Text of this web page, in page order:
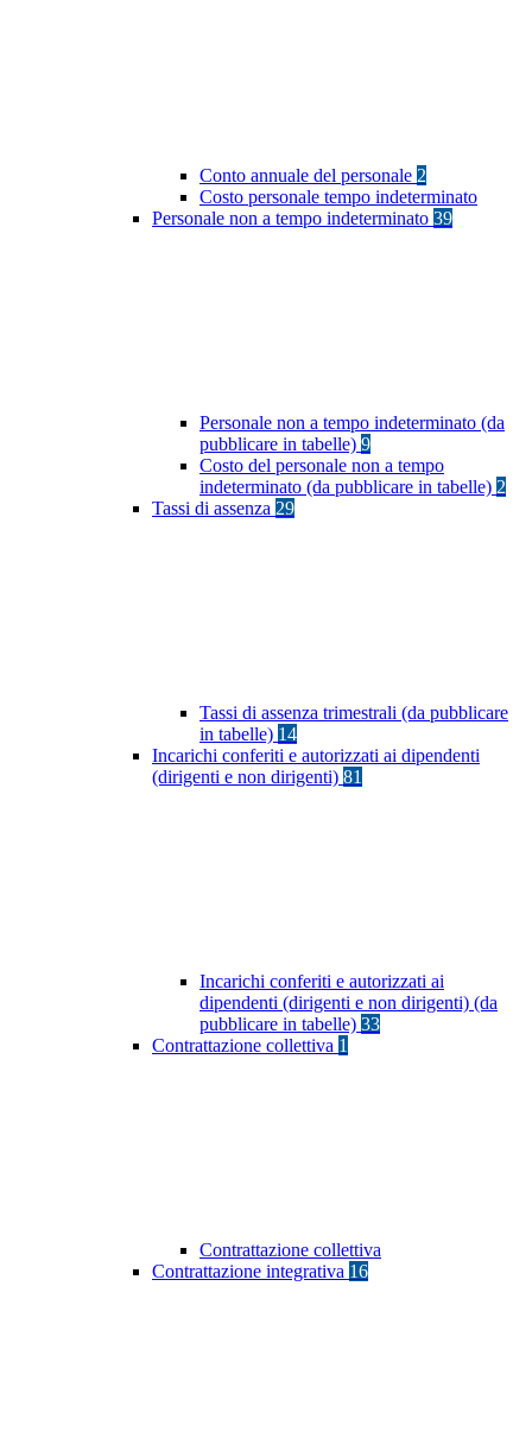
Conto annuale del personale 2
Costo personale tempo indeterminato
Personale non a tempo indeterminato 39
Personale non a tempo indeterminato (da
pubblicare in tabelle) 9
Costo del personale non a tempo
indeterminato (da pubblicare in tabelle) 2
Tassi di assenza 29
Tassi di assenza trimestrali (da pubblicare
in tabelle) 14
Incarichi conferiti e autorizzati ai dipendenti
(dirigenti e non dirigenti) 81
Incarichi conferiti e autorizzati ai
dipendenti (dirigenti e non dirigenti) (da
pubblicare in tabelle) 33
Contrattazione collettiva 1
Contrattazione collettiva
Contrattazione integrativa 16